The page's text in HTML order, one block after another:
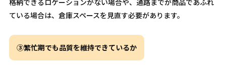
ている場合は、倉庫スペースを見直す必要があります。
③繁忙期でも品質を維持できているか